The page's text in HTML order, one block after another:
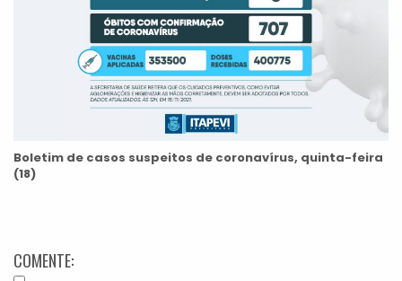
Boletim de casos suspeitos de coronavírus, quinta-feira
(18)
COMENTE: